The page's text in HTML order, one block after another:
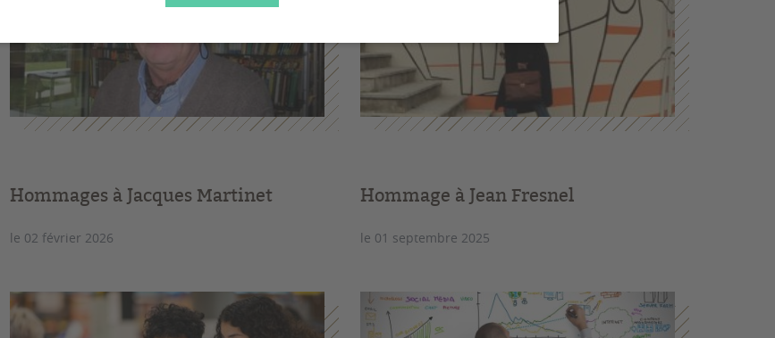
Hommages à Jacques Martinet
le 02 février 2026
Hommage à Jean Fresnel
le 01 septembre 2025